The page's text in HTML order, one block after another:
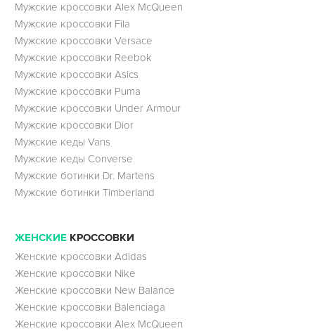
Мужские кроссовки Alex McQueen
Мужские кроссовки Fila
Мужские кроссовки Versace
Мужские кроссовки Reebok
Мужские кроссовки Asics
Мужские кроссовки Puma
Мужские кроссовки Under Armour
Мужские кроссовки Dior
Мужские кеды Vans
Мужские кеды Converse
Мужские ботинки Dr. Martens
Мужские ботинки Timberland
ЖЕНСКИЕ КРОССОВКИ
Женские кроссовки Adidas
Женские кроссовки Nike
Женские кроссовки New Balance
Женские кроссовки Balenciaga
Женские кроссовки Alex McQueen